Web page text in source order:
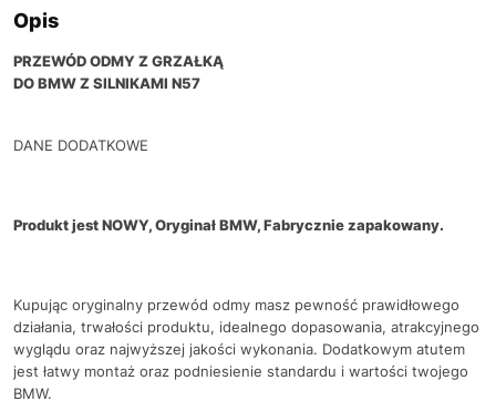
Opis
PRZEWÓD ODMY Z GRZAŁKĄ
DO BMW Z SILNIKAMI N57
DANE DODATKOWE
Produkt jest NOWY, Oryginał BMW, Fabrycznie zapakowany.
Kupując oryginalny przewód odmy masz pewność prawidłowego
działania, trwałości produktu, idealnego dopasowania, atrakcyjnego
wyglądu oraz najwyższej jakości wykonania. Dodatkowym atutem
jest łatwy montaż oraz podniesienie standardu i wartości twojego
BMW.